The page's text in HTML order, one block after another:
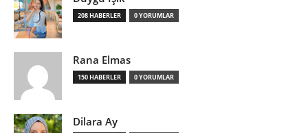
208 HABERLER 0 YORUMLAR
Rana Elmas
150 HABERLER 0 YORUMLAR
Dilara Ay